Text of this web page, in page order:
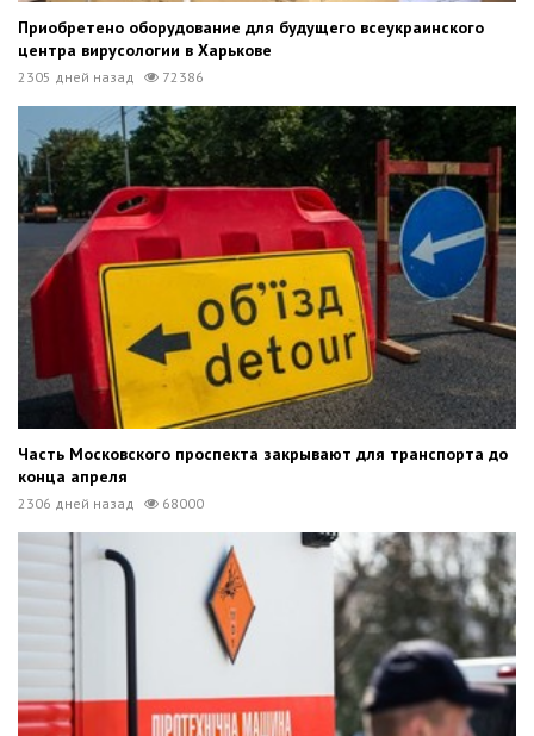
Приобретено оборудование для будущего всеукраинского
центра вирусологии в Харькове
2305 дней назад 72386
Часть Московского проспекта закрывают для транспорта до
конца апреля
2306 дней назад 68000